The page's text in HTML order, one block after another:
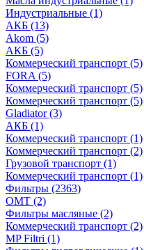
Индустриальные (1)
АКБ (13)
Akom (5)
АКБ (5)
Коммерческий транспорт (5)
FORA (5)
Коммерческий транспорт (5)
Коммерческий транспорт (5)
Gladiator(3)
АКБ (1)
Коммерческий транспорт (1)
Коммерческий транспорт (2)
Грузовой транспорт (1)
Коммерческий транспорт (1)
Фильтры (2363)
OMT (2)
Фильтры масляные (2)
Коммерческий транспорт (2)
MP Filtri (1)